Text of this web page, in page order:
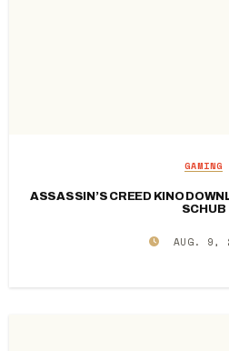
GAMING
ASSASSIN’S CREED KINO
SCHUB
AUG. 9,